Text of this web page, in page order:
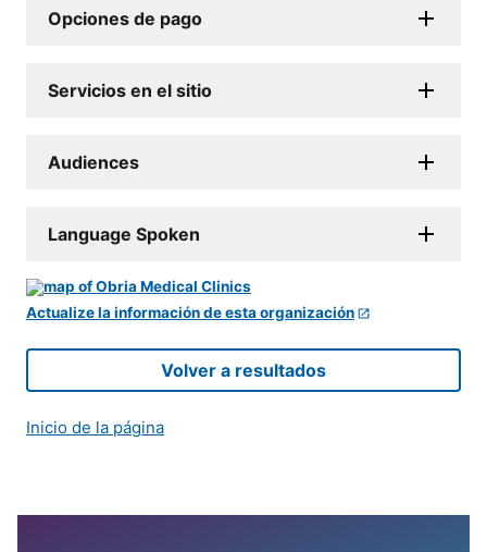
Opciones de pago
Servicios en el sitio
Audiences
Language Spoken
Actualize la información de esta organización
Volver a resultados
Inicio de la página